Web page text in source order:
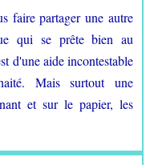
faire partager une autre
qui se prête bien au
d'une aide incontestable
Mais surtout une
et sur le papier, les